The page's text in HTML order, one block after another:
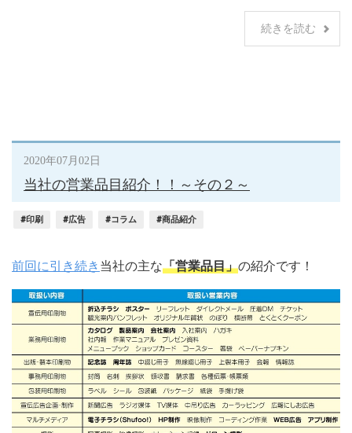
続きを読む
2020年07月02日
当社の営業品目紹介！！～その２～
#印刷 #広告 #コラム #商品紹介
前回に引き続き 当社の主な「営業品目」の紹介です！